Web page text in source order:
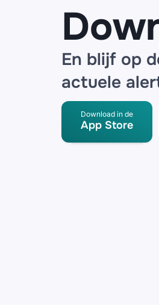
En blijf op
actuele
Download in de
App Store